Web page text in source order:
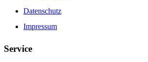
Datenschutz
Impressum
Service